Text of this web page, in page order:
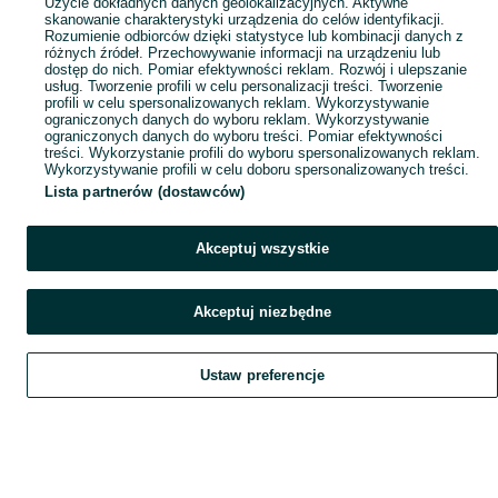
Home Favorite List it Chat My OLX
Home Favorite List it Chat My OLX
Home Favorite List it Chat My OLX
Szukaj Obserwujesz Dodaj Czat Konto
skanowanie charakterystyki urządzenia do celów identyfikacji.
Rozumienie odbiorców dzięki statystyce lub kombinacji danych z
różnych źródeł. Przechowywanie informacji na urządzeniu lub
dostęp do nich. Pomiar efektywności reklam. Rozwój i ulepszanie
usług. Tworzenie profili w celu personalizacji treści. Tworzenie
profili w celu spersonalizowanych reklam. Wykorzystywanie
ograniczonych danych do wyboru reklam. Wykorzystywanie
ograniczonych danych do wyboru treści. Pomiar efektywności
treści. Wykorzystanie profili do wyboru spersonalizowanych reklam.
Wykorzystywanie profili w celu doboru spersonalizowanych treści.
Lista partnerów (dostawców)
Akceptuj wszystkie
Akceptuj niezbędne
Ustaw preferencje